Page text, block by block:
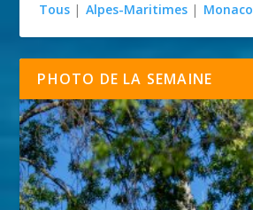
Tous | Alpes-Maritimes | Monaco
PHOTO DE LA SEMAINE